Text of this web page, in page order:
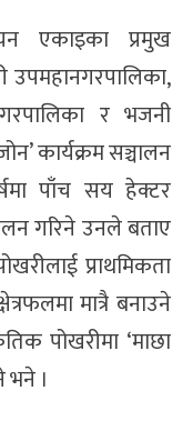
एकाइका प्रमुख
उपमहानगरपालिका,
र भजनी
कार्यक्रम सञ्चालन
पाँच सय हेक्टर
गरिने उनले बताए
प्राथमिकता
मात्रै बनाउने
पोखरीमा ‘माछा
भने ।